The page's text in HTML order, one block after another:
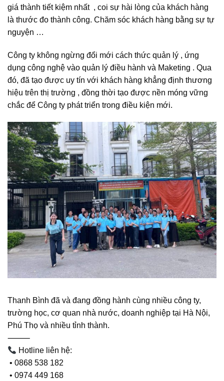
giá thành tiết kiệm nhất , coi sự hài lòng của khách hàng
là thước đo thành công. Chăm sóc khách hàng bằng sự tự
nguyện …
Công ty không ngừng đổi mới cách thức quản lý , ứng
dụng công nghệ vào quản lý điều hành và Maketing . Qua
đó, đã tạo được uy tín với khách hàng khẳng định thương
hiệu trên thị trường , đồng thời tạo được nền móng vững
chắc để Công ty phát triển trong điều kiện mới.
Thanh Bình đã và đang đồng hành cùng nhiều công ty,
trường học, cơ quan nhà nước, doanh nghiệp tại Hà Nội,
Phú Thọ và nhiều tỉnh thành.
⸻
Hotline liên hệ:
• 0868 538 182
• 0974 449 168